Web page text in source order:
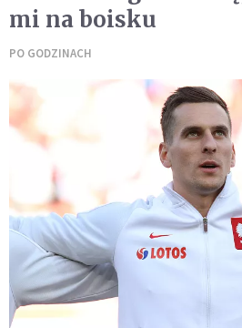
mi na boisku
PO GODZINACH